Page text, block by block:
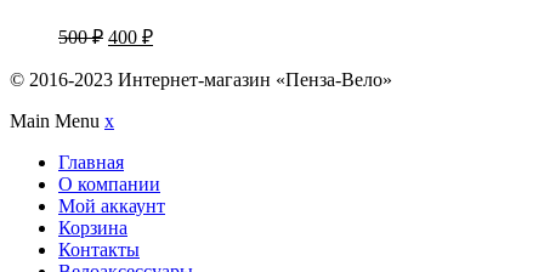
500₽ 400 ₽
© 2016-2023 Интернет-магазин «Пенза-Вело»
Main Menu x
Главная
О компании
Мой аккаунт
Корзина
Контакты